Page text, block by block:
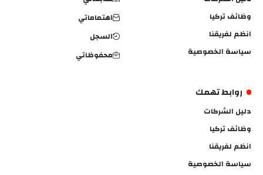
وظائف تركيا
انظم لفريقنا
سياسة الخصوصية
اهتماماتي
السجل
محفوظاتي
روابط تهمك
دليل الشركات
وظائف تركيا
انظم لفريقنا
سياسة الخصوصية